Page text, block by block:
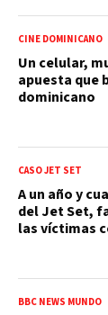
CINE DOMINICANO
Un celular,
apuesta que
dominicano
CASO JET SET
A un año y
del Jet Set,
las víctimas
BBC NEWS MUNDO